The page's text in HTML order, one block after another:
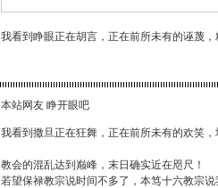
我看到睁眼正在胡言，正在前所未有的诬蔑
本站网友 睁开眼吧
我看到撒旦正在狂舞，正在前所未有的欢笑，
教会的混乱达到巅峰，末日确实近在咫尺！
若望保禄教宗说时间不多了，本笃十六教宗说